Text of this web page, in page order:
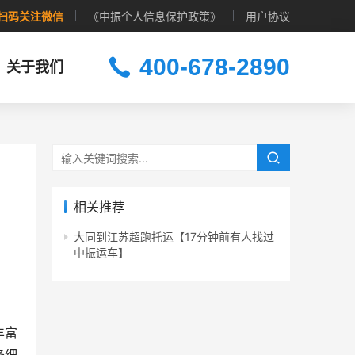
码关注微信 《中振个人信息保护政策》 用户协议
关于我们 400-678-2890
富
相关推荐
大同到江苏超跑托运【17分钟前有人找过
中振运车】